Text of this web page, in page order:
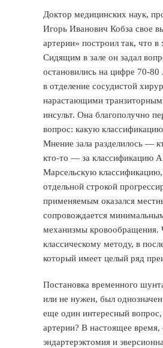
Доктор медицинских наук,
Игорь Иванович Кобза свое
артерии» построил так, что
Сидящим в зале он задал
остановились на цифре 70-
в отделение сосудистой
нарастающими
инсульт. Она благополучно
вопрос: какую
Мнение зала разделилось —
кто-то — за классификацию
Марсельскую
отдельной строкой
применяемым оказался
сопровождается
механизмы кровообращения.
классическому методу, в
который имеет целый ряд
Постановка временного
или не нужен, был
еще один интересный вопрос,
артерии? В настоящее время,
эндартерэктомия и